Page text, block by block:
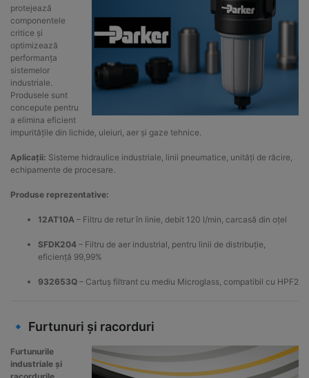
protejează
componentele
critice și
optimizează
performanța
sistemelor
industriale.
Produsele sunt
concepute pentru
a elimina eficient
impuritățile din lichide, uleiuri, aer și gaze tehnice.
Aplicații: Sisteme hidraulice industriale, linii pneumatice, unități de răcire,
echipamente de procesare.
Produse reprezentative:
12AT10A – Filtru de retur în linie, debit 120 l/min, carcasă din oțel
SFDK204 – Filtru de aer industrial, pentru linii de distribuție,
eficiență 99,99%
932653Q – Cartuș filtrant cu mediu Microglass, compatibil cu HPF2
🔹 Furtunuri și racorduri
Furtunurile
industriale și